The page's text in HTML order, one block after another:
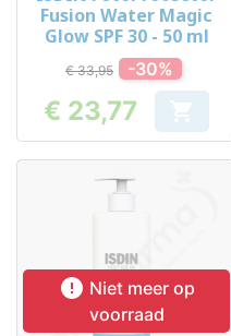
Fusion Water Magic
Glow SPF 30 - 50 ml
€ 33,95 -30%
Prijs
€ 23,77 
 Niet meer op
voorraad